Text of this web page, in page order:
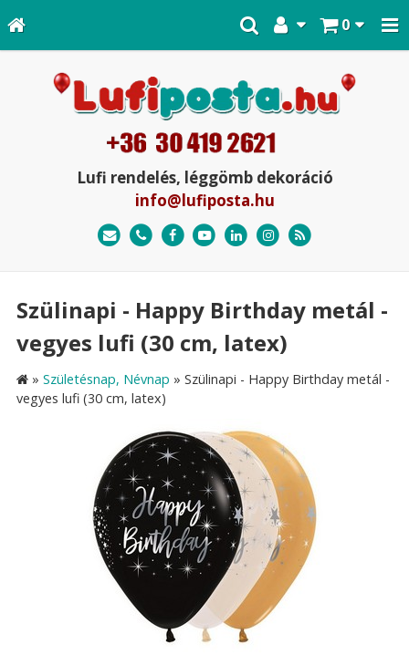
0
Lufi rendelés, léggömb dekoráció
info@lufiposta.hu
Szülinapi - Happy Birthday metál -
vegyes lufi (30 cm, latex)
» Születésnap, Névnap » Szülinapi - Happy Birthday metál -
vegyes lufi (30 cm, latex)